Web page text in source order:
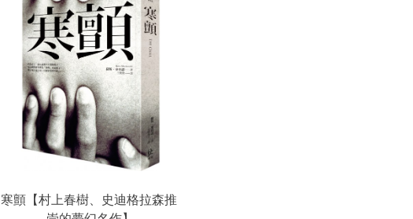
寒顫【村上春樹、史迪格拉森推